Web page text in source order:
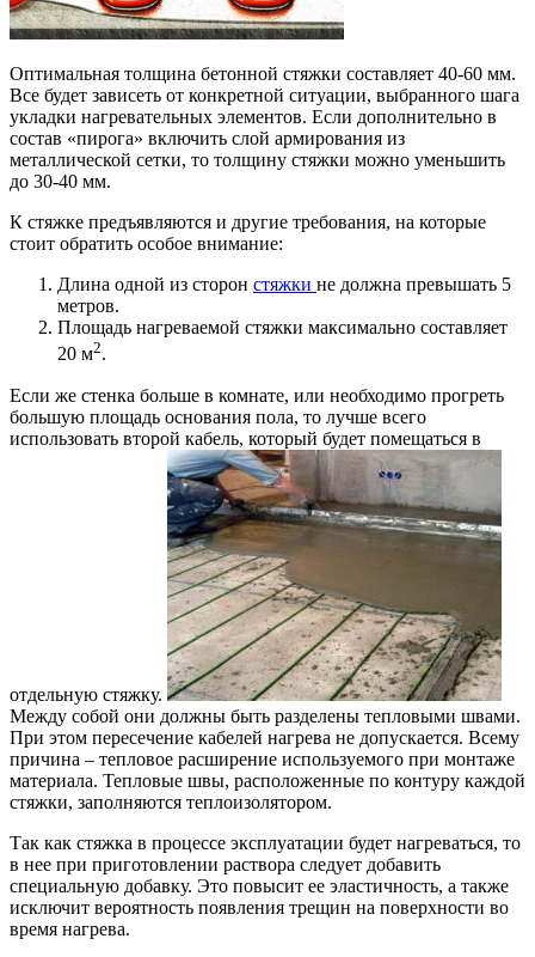
Оптимальная толщина бетонной стяжки составляет 40-60 мм.
Все будет зависеть от конкретной ситуации, выбранного шага
укладки нагревательных элементов. Если дополнительно в
состав «пирога» включить слой армирования из
металлической сетки, то толщину стяжки можно уменьшить
до 30-40 мм.
К стяжке предъявляются и другие требования, на которые
стоит обратить особое внимание:
Длина одной из сторон стяжки не должна превышать 5
метров.
Площадь нагреваемой стяжки максимально составляет
20 м2.
Если же стенка больше в комнате, или необходимо прогреть
большую площадь основания пола, то лучше всего
использовать второй кабель, который будет помещаться в
отдельную стяжку.
Между собой они должны быть разделены тепловыми швами.
При этом пересечение кабелей нагрева не допускается. Всему
причина – тепловое расширение используемого при монтаже
материала. Тепловые швы, расположенные по контуру каждой
стяжки, заполняются теплоизолятором.
Так как стяжка в процессе эксплуатации будет нагреваться, то
в нее при приготовлении раствора следует добавить
специальную добавку. Это повысит ее эластичность, а также
исключит вероятность появления трещин на поверхности во
время нагрева.